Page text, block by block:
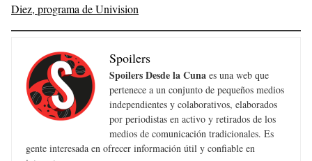
Diez, programa de Univision
Spoilers
Spoilers Desde la Cuna es una web que
pertenece a un conjunto de pequeños medios
independientes y colaborativos, elaborados
por periodistas en activo y retirados de los
medios de comunicación tradicionales. Es
gente interesada en ofrecer información útil y confiable en